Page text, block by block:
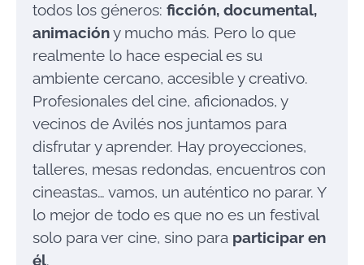
todos los géneros: ficción, documental,
animacióny mucho más. Pero lo que
realmente lo hace especial es su
ambiente cercano, accesible y creativo.
Profesionales del cine, aficionados, y
vecinos de Avilés nos juntamos para
disfrutar y aprender. Hay proyecciones,
talleres, mesas redondas, encuentros con
cineastas… vamos, un auténtico no parar. Y
lo mejor de todo es que no es un festival
solo para ver cine, sino para participar en
él.